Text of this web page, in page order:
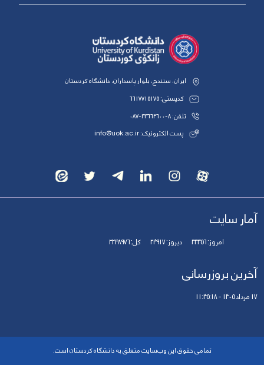
ایران، سنندج، بلوار پاسداران، دانشگاه کردستان
کدپستی: 6617715175
تلفن: 8-33664600-087
پست الکترونیک: info@uok.ac.ir
آمار سایت
امروز:33356 دیروز:24917 کل:3248976
آخرین بروزرسانی
17 مرداد 1405 - 11:45:18
تمامی حقوق این وب‌سایت متعلق به دانشگاه کردستان است.